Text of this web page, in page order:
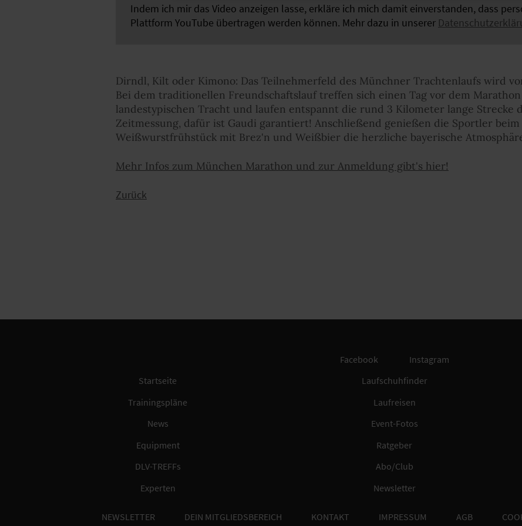
Indem ich mir das Video anzeigen lasse, erkläre ich mich damit einverstanden, dass
Plattform YouTube übertragen werden können. Mehr dazu in unserer
Dirndl, Kilt oder Kimono: Das Teilnehmerfeld des Münchner Trachtenlaufs wird
Bei dem traditionellen Freundschaftslauf treffen sich einen Tag vor dem
landestypischen Tracht und laufen entspannt die rund 3 Kilometer lange Strecke
Zeitmessung, dafür ist Gaudi garantiert! Anschließend genießen die Sportler beim
Weißwurstfrühstück mit Brez'n und Weißbier die herzliche bayerische
Mehr Infos zum München Marathon und zur Anmeldung gibt's hier!
Zurück
Facebook
Instagram
Startseite
Laufschuhfinder
Trainingspläne
Laufreisen
News
Event-Fotos
Equipment
Ratgeber
DLV-TREFFs
Abo/Club
Experten
Newsletter
NEWSLETTER DEIN MITGLIEDSBEREICH KONTAKT IMPRESSUM AGB